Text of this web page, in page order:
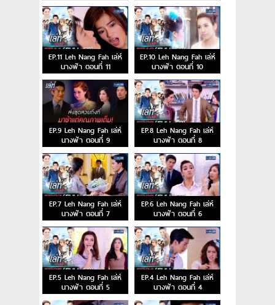
EP.11 Leh Nang Fah เล่ห์
นางฟ้า ตอนที่ 11
EP.10 Leh Nang Fah เล่ห์
นางฟ้า ตอนที่ 10
EP.9 Leh Nang Fah เล่ห์
นางฟ้า ตอนที่ 9
EP.8 Leh Nang Fah เล่ห์
นางฟ้า ตอนที่ 8
EP.7 Leh Nang Fah เล่ห์
นางฟ้า ตอนที่ 7
EP.6 Leh Nang Fah เล่ห์
นางฟ้า ตอนที่ 6
EP.5 Leh Nang Fah เล่ห์
นางฟ้า ตอนที่ 5
EP.4 Leh Nang Fah เล่ห์
นางฟ้า ตอนที่ 4